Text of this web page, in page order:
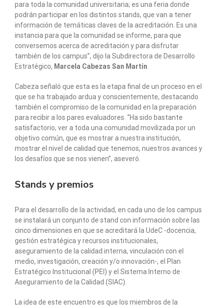
para toda la comunidad universitaria; es una feria donde
podrán participar en los distintos stands, que van a tener
información de temáticas claves de la acreditación. Es una
instancia para que la comunidad se informe, para que
conversemos acerca de acreditación y para disfrutar
también de los campus”, dijo la Subdirectora de Desarrollo
Estratégico, Marcela Cabezas San Martín
Cabeza señaló que esta es la etapa final de un proceso en el
que se ha trabajado ardua y conscientemente, destacando
también el compromiso de la comunidad en la preparación
para recibir a los pares evaluadores. “Ha sido bastante
satisfactorio, ver a toda una comunidad movilizada por un
objetivo común, que es mostrar a nuestra institución,
mostrar el nivel de calidad que tenemos, nuestros avances y
los desafíos que se nos vienen”, aseveró.
Stands y premios
Para el desarrollo de la actividad, en cada uno de los campus
se instalará un conjunto de stand con información sobre las
cinco dimensiones en que se acreditará la UdeC -docencia,
gestión estratégica y recursos institucionales,
aseguramiento de la calidad interna, vinculación con el
medio, investigación, creación y/o innovación-, el Plan
Estratégico Institucional (PEI) y el Sistema Interno de
Aseguramiento de la Calidad (SIAC).
La idea de este encuentro es que los miembros de la